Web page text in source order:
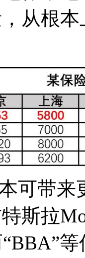
从根
可带来
斯拉